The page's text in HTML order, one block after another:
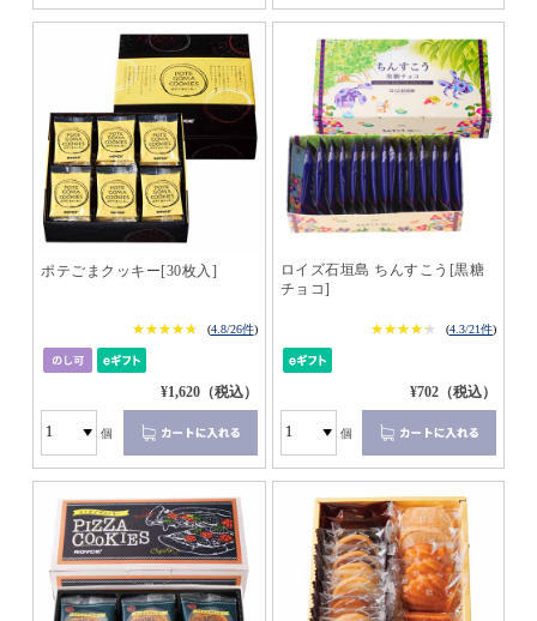
ポテごまクッキー[30枚入]
★★★★★
★★★★★ (4.8/26件)
¥1,620（税込）
個
ロイズ石垣島 ちんすこう[黒糖
チョコ]
★★★★★
★★★★★ (4.3/21件)
¥702（税込）
個